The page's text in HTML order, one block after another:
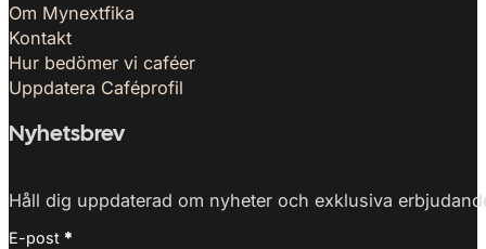
Om Mynextfika
Kontakt
Hur bedömer vi caféer
Uppdatera Caféprofil
Nyhetsbrev
Håll dig uppdaterad om nyheter och exklusiva
E-post *